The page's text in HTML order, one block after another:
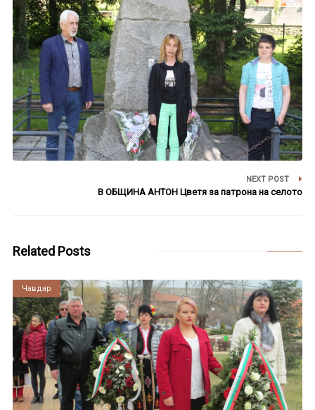
NEXT POST
В ОБЩИНА АНТОН Цветя за патрона на селото
Related Posts
Чавдар